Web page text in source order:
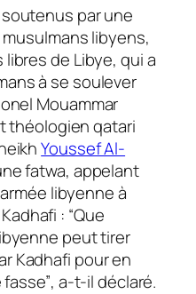
par une
libyens,
de Libye, qui a
à se soulever
Mouammar
théologien qatari
Youssef Al-
fatwa, appelant
libyenne à
: “Que
peut tirer
Kadhafi pour en
, a-t-il déclaré.